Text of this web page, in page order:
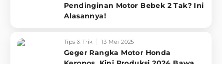
Pendinginan Motor Bebek 2 Tak? Ini
Alasannya!
Tips & Trik 13 Mei 2025
Geger Rangka Motor Honda